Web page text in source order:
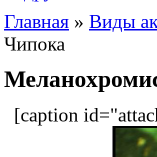
Главная » Виды
Чипока
[caption